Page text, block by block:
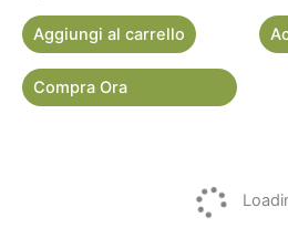
Aggiungi al carrello
Compra Ora